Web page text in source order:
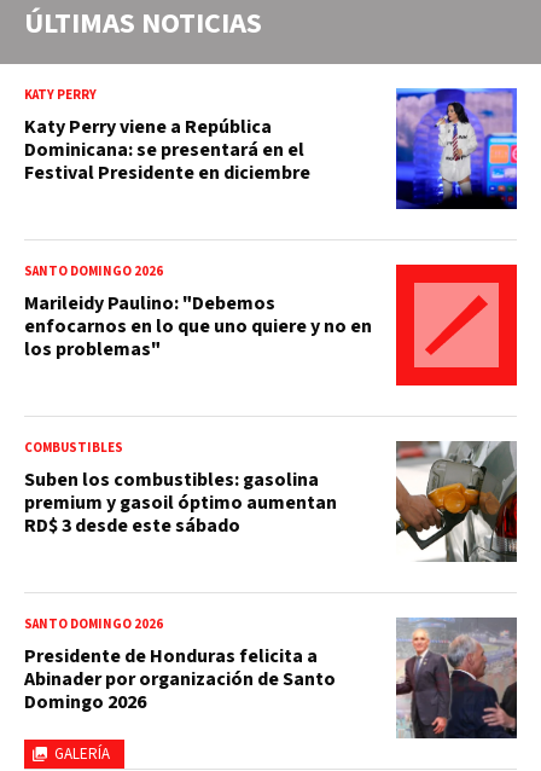
ÚLTIMAS NOTICIAS
KATY PERRY
Katy Perry viene a República
Dominicana: se presentará en el
Festival Presidente en diciembre
SANTO DOMINGO 2026
Marileidy Paulino: "Debemos
enfocarnos en lo que uno quiere y no en
los problemas"
COMBUSTIBLES
Suben los combustibles: gasolina
premium y gasoil óptimo aumentan
RD$ 3 desde este sábado
GALERÍA
SANTO DOMINGO 2026
Presidente de Honduras felicita a
Abinader por organización de Santo
Domingo 2026